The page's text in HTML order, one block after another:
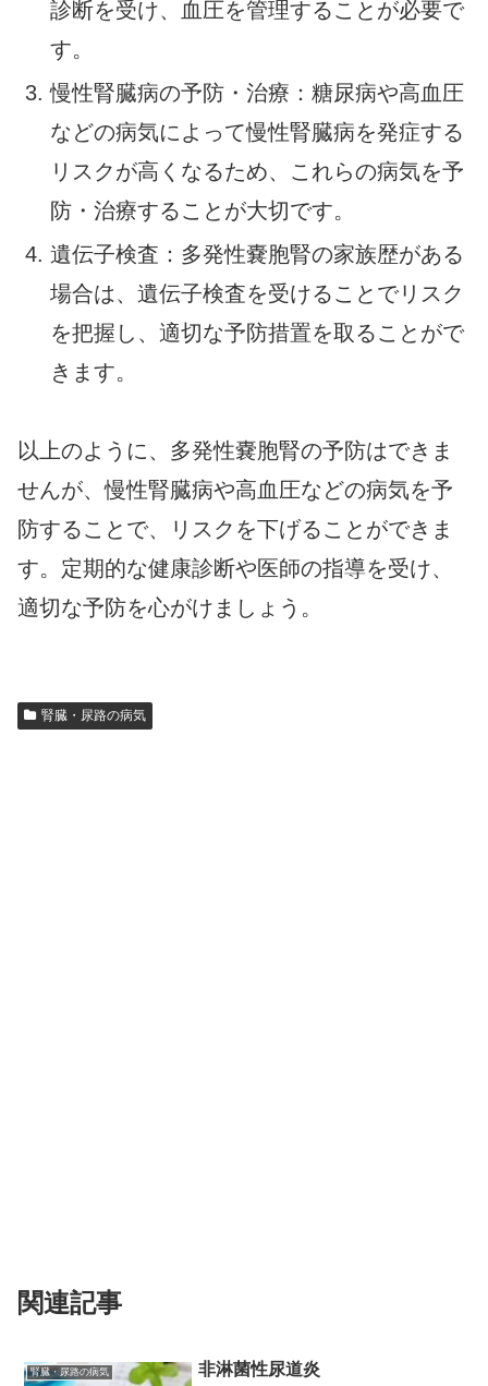
診断を受け、血圧を管理することが必要で
す。
慢性腎臓病の予防・治療：糖尿病や高血圧
などの病気によって慢性腎臓病を発症する
リスクが高くなるため、これらの病気を予
防・治療することが大切です。
遺伝子検査：多発性嚢胞腎の家族歴がある
場合は、遺伝子検査を受けることでリスク
を把握し、適切な予防措置を取ることがで
きます。
以上のように、多発性嚢胞腎の予防はできま
せんが、慢性腎臓病や高血圧などの病気を予
防することで、リスクを下げることができま
す。定期的な健康診断や医師の指導を受け、
適切な予防を心がけましょう。
腎臓・尿路の病気
関連記事
腎臓・尿路の病気 非淋菌性尿道炎